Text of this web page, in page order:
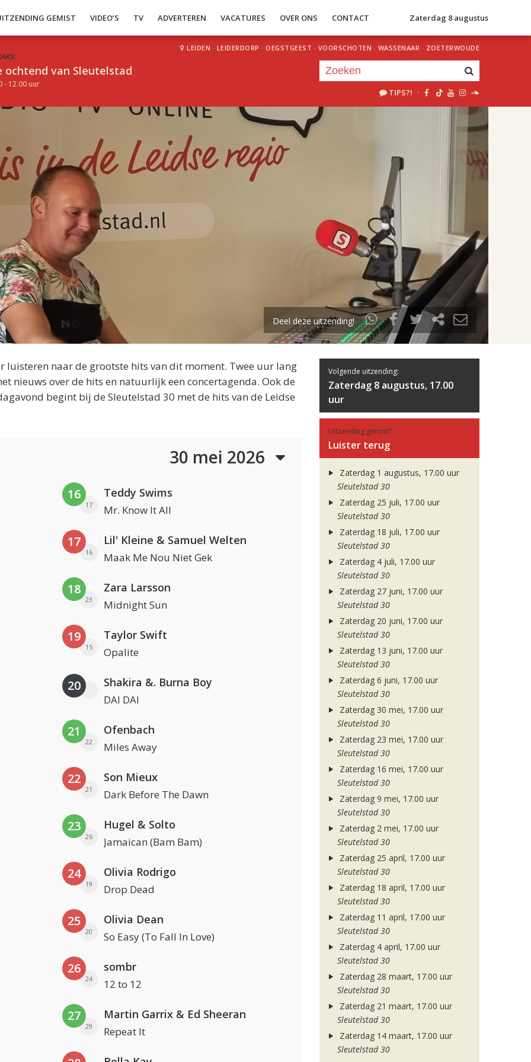
GEMIST VIDEO’S TV ADVERTEREN VACATURES OVER ONS CONTACT Zaterdag 8 augustus
ochtend van Sleutelstad
- 12.00 uur
LEIDEN · LEIDERDORP · OEGSTGEEST · VOORSCHOTEN · WASSENAAR · ZOETERWOUDE
TIPS?! ·
uur 1 van 2
Volgend uur
Deel deze uitzending!
naar de grootste hits van dit moment. Twee uur lang
nieuws over de hits en natuurlijk een concertagenda. Ook de
begint bij de Sleutelstad 30 met de hits van de Leidse
30 mei 2026
16
17
Teddy Swims
Mr. Know It All
17
16
Lil' Kleine & Samuel Welten
Maak Me Nou Niet Gek
18
23
Zara Larsson
Midnight Sun
19
15
Taylor Swift
Opalite
20 Shakira &. Burna Boy
DAI DAI
21
22
Ofenbach
Miles Away
22
21
Son Mieux
Dark Before The Dawn
23
26
Hugel & Solto
Jamaican (Bam Bam)
24
19
Olivia Rodrigo
Drop Dead
25
20
Olivia Dean
So Easy (To Fall In Love)
26
24
sombr
12 to 12
27
29
Martin Garrix & Ed Sheeran
Repeat It
Volgende uitzending:
Zaterdag 8 augustus, 17.00
uur
Uitzending gemist?
Luister terug
Zaterdag 1 augustus, 17.00 uur
Sleutelstad 30
Zaterdag 25 juli, 17.00 uur
Sleutelstad 30
Zaterdag 18 juli, 17.00 uur
Sleutelstad 30
Zaterdag 4 juli, 17.00 uur
Sleutelstad 30
Zaterdag 27 juni, 17.00 uur
Sleutelstad 30
Zaterdag 20 juni, 17.00 uur
Sleutelstad 30
Zaterdag 13 juni, 17.00 uur
Sleutelstad 30
Zaterdag 6 juni, 17.00 uur
Sleutelstad 30
Zaterdag 30 mei, 17.00 uur
Sleutelstad 30
Zaterdag 23 mei, 17.00 uur
Sleutelstad 30
Zaterdag 16 mei, 17.00 uur
Sleutelstad 30
Zaterdag 9 mei, 17.00 uur
Sleutelstad 30
Zaterdag 2 mei, 17.00 uur
Sleutelstad 30
Zaterdag 25 april, 17.00 uur
Sleutelstad 30
Zaterdag 18 april, 17.00 uur
Sleutelstad 30
Zaterdag 11 april, 17.00 uur
Sleutelstad 30
Zaterdag 4 april, 17.00 uur
Sleutelstad 30
Zaterdag 28 maart, 17.00 uur
Sleutelstad 30
Zaterdag 21 maart, 17.00 uur
Sleutelstad 30
Zaterdag 14 maart, 17.00 uur
Sleutelstad 30